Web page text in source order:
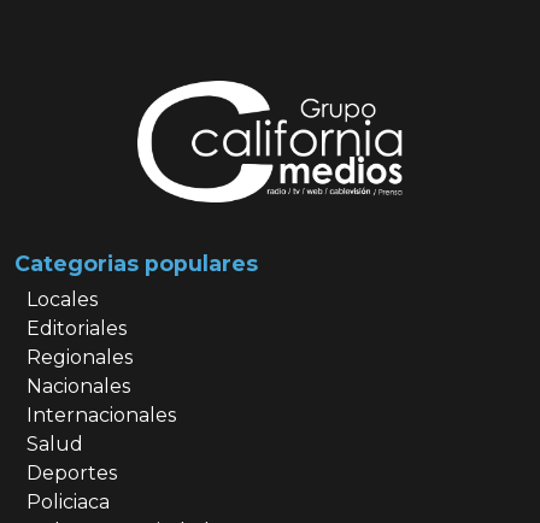
Categorias populares
Locales
Editoriales
Regionales
Nacionales
Internacionales
Salud
Deportes
Policiaca